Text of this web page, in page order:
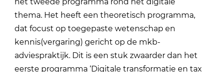
thema. Het heeft een theoretisch programma,
dat focust op toegepaste wetenschap en
kennis(vergaring) gericht op de mkb-
adviespraktijk. Dit is een stuk zwaarder dan het
eerste programma ‘Digitale transformatie en tax